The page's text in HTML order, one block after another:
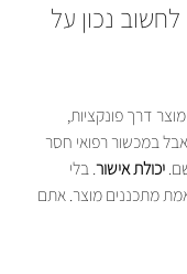
נכון על
דרך פונקציות,
אבל במכשור רפואי חסר
יכולת אישור. בלי
מתכננים מוצר. אתם